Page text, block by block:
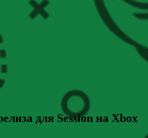
для Session на Xbox